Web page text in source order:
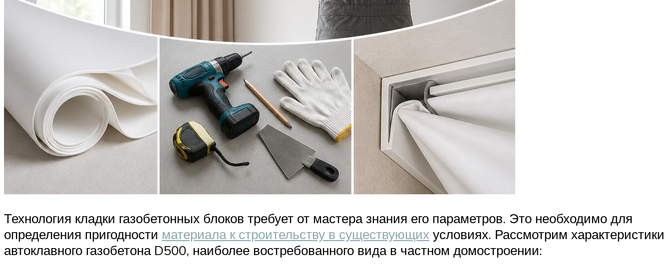
Технология кладки газобетонных блоков требует от мастера знания его параметров. Это необходимо для
определения пригодности материала к строительству в существующих условиях. Рассмотрим характеристики
автоклавного газобетона D500, наиболее востребованного вида в частном домостроении: